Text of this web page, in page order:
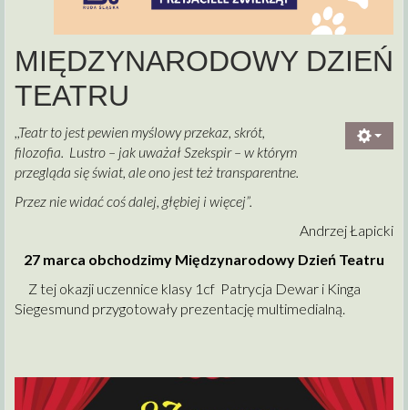
MIĘDZYNARODOWY DZIEŃ
TEATRU
,,Teatr to jest pewien myślowy przekaz, skrót,
filozofia. Lustro – jak uważał Szekspir – w którym
przegląda się świat, ale ono jest też transparentne.
Przez nie widać coś dalej, głębiej i więcej”.
Andrzej Łapicki
27 marca obchodzimy Międzynarodowy Dzień Teatru
Z tej okazji uczennice klasy 1cf Patrycja Dewar i Kinga
Siegesmund przygotowały prezentację multimedialną.